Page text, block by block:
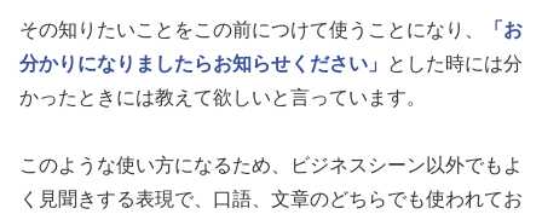
その知りたいことをこの前につけて使うことになり、
「お
分かりになりましたらお知らせください」
とした時には分
かったときには教えて欲しいと言っています。
このような使い方になるため、ビジネスシーン以外でもよ
く見聞きする表現で、口語、文章のどちらでも使われてお